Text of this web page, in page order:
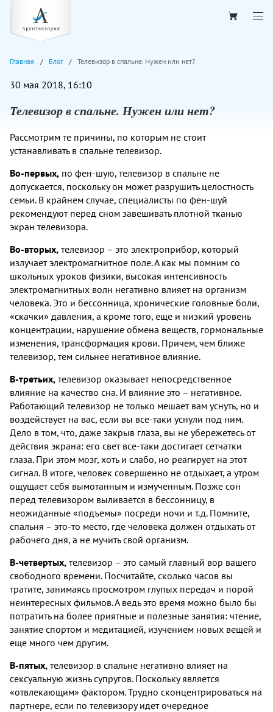
Главная Блог Телевизор в спальне. Нужен или нет?
30 мая 2018, 16:10
Телевизор в спальне. Нужен или нет?
Рассмотрим те причины, по которым не стоит
устанавливать в спальне телевизор.
Во-первых, по фен-шую, телевизор в спальне не
допускается, поскольку он может разрушить целостность
семьи. В крайнем случае, специалисты по фен-шуй
рекомендуют перед сном завешивать плотной тканью
экран телевизора.
Во-вторых, телевизор – это электроприбор, который
излучает электромагнитное поле. А как мы помним со
школьных уроков физики, высокая интенсивность
электромагнитных волн негативно влияет на организм
человека. Это и бессонница, хронические головные боли,
«скачки» давления, а кроме того, еще и низкий уровень
концентрации, нарушение обмена веществ, гормональные
изменения, трансформация крови. Причем, чем ближе
телевизор, тем сильнее негативное влияние.
В-третьих, телевизор оказывает непосредственное
влияние на качество сна. И влияние это – негативное.
Работающий телевизор не только мешает вам уснуть, но и
воздействует на вас, если вы все-таки уснули под ним.
Дело в том, что, даже закрыв глаза, вы не убережетесь от
действия экрана: его свет все-таки достигает сетчатки
глаза. При этом мозг, хоть и слабо, но реагирует на этот
сигнал. В итоге, человек совершенно не отдыхает, а утром
ощущает себя вымотанным и измученным. Позже сон
перед телевизором выливается в бессонницу, в
неожиданные «подъемы» посреди ночи и т.д. Помните,
спальня – это-то место, где человека должен отдыхать от
рабочего дня, а не мучить свой организм.
В-четвертых, телевизор – это самый главный вор вашего
свободного времени. Посчитайте, сколько часов вы
тратите, занимаясь просмотром глупых передач и порой
неинтересных фильмов. А ведь это время можно было бы
потратить на более приятные и полезные занятия: чтение,
занятие спортом и медитацией, изучением новых вещей и
еще много чем другим.
В-пятых, телевизор в спальне негативно влияет на
сексуальную жизнь супругов. Поскольку является
«отвлекающим» фактором. Трудно сконцентрироваться на
партнере, если по телевизору идет очередное